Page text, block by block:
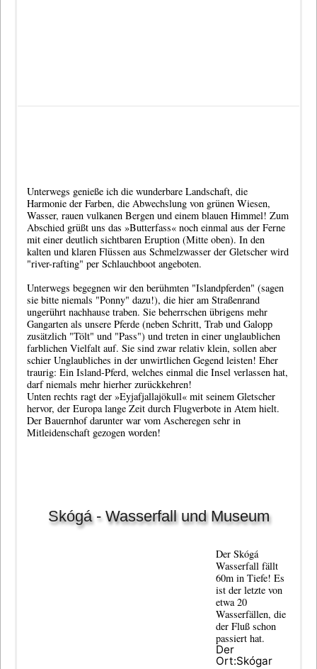
Unterwegs genieße ich die wunderbare Landschaft, die
Harmonie der Farben, die Abwechslung von grünen Wiesen,
Wasser, rauen vulkanen Bergen und einem blauen Himmel! Zum
Abschied grüßt uns das »Butterfass« noch einmal aus der Ferne
mit einer deutlich sichtbaren Eruption (Mitte oben). In den
kalten und klaren Flüssen aus Schmelzwasser der Gletscher wird
"river-rafting" per Schlauchboot angeboten.
Unterwegs begegnen wir den berühmten "Islandpferden" (sagen
sie bitte niemals "Ponny" dazu!), die hier am Straßenrand
ungerührt nachhause traben. Sie beherrschen übrigens mehr
Gangarten als unsere Pferde (neben Schritt, Trab und Galopp
zusätzlich "Tölt" und "Pass") und treten in einer unglaublichen
farblichen Vielfalt auf. Sie sind zwar relativ klein, sollen aber
schier Unglaubliches in der unwirtlichen Gegend leisten! Eher
traurig: Ein Island-Pferd, welches einmal die Insel verlassen hat,
darf niemals mehr hierher zurückkehren!
Unten rechts ragt der »Eyjafjallajökull« mit seinem Gletscher
hervor, der Europa lange Zeit durch Flugverbote in Atem hielt.
Der Bauernhof darunter war vom Ascheregen sehr in
Mitleidenschaft gezogen worden!
Skógá - Wasserfall und Museum
Der Skógá
Wasserfall fällt
60m in Tiefe! Es
ist der letzte von
etwa 20
Wasserfällen, die
der Fluß schon
passiert hat.
Der
Ort:Skógar